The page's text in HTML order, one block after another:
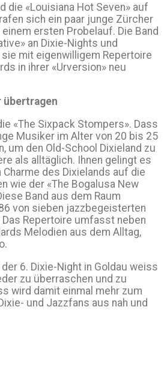
die «Louisiana Hot Seven» auf
sich ein paar junge Zürcher
ersten Probelauf. Die Band
an Dixie-Nights und
mit eigenwilligem Repertoire
in ihrer «Urversion» neu
übertragen
«The Sixpack Stompers». Dass
Musiker im Alter von 20 bis 25
um den Old-School Dixieland zu
als alltäglich. Ihnen gelingt es
des Dixielands auf die
wie der «The Bogalusa New
Band aus dem Raum
von sieben jazzbegeisterten
Repertoire umfasst neben
Melodien aus dem Alltag,
6. Dixie-Night in Goldau weiss
zu überraschen und zu
wird damit einmal mehr zum
und Jazzfans aus nah und